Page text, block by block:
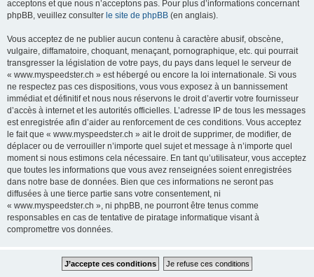
acceptons et que nous n’acceptons pas. Pour plus d’informations concernant
phpBB, veuillez consulter le site de phpBB (en anglais).
Vous acceptez de ne publier aucun contenu à caractère abusif, obscène,
vulgaire, diffamatoire, choquant, menaçant, pornographique, etc. qui pourrait
transgresser la législation de votre pays, du pays dans lequel le serveur de
« www.myspeedster.ch » est hébergé ou encore la loi internationale. Si vous
ne respectez pas ces dispositions, vous vous exposez à un bannissement
immédiat et définitif et nous nous réservons le droit d’avertir votre fournisseur
d’accès à internet et les autorités officielles. L’adresse IP de tous les messages
est enregistrée afin d’aider au renforcement de ces conditions. Vous acceptez
le fait que « www.myspeedster.ch » ait le droit de supprimer, de modifier, de
déplacer ou de verrouiller n’importe quel sujet et message à n’importe quel
moment si nous estimons cela nécessaire. En tant qu’utilisateur, vous acceptez
que toutes les informations que vous avez renseignées soient enregistrées
dans notre base de données. Bien que ces informations ne seront pas
diffusées à une tierce partie sans votre consentement, ni
« www.myspeedster.ch », ni phpBB, ne pourront être tenus comme
responsables en cas de tentative de piratage informatique visant à
compromettre vos données.